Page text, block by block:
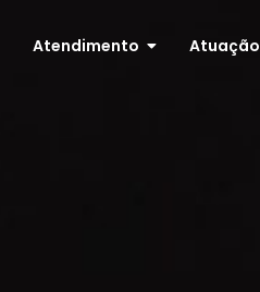
Atendimento Atuação